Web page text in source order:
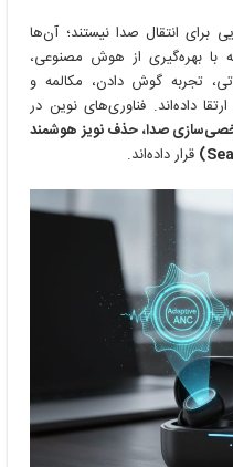
برای انتقال صدا نیستند؛ آن‌ها
با بهره‌گیری از هوش مصنوعی،
تجربه گوش دادن، مکالمه و
داده‌اند. فناوری‌های نوین در
صدا، حذف نویز هوشمند
قرار داده‌اند.